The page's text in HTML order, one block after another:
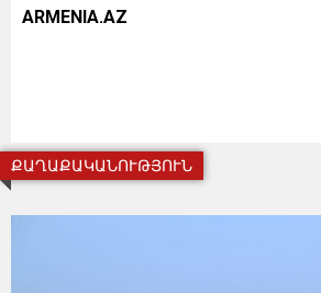
ARMENIA.AZ
ՔԱՂԱՔԱԿԱՆՈՒԹՅՈՒՆ